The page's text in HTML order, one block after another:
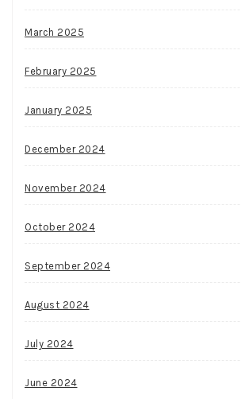
March 2025
February 2025
January 2025
December 2024
November 2024
October 2024
September 2024
August 2024
July 2024
June 2024